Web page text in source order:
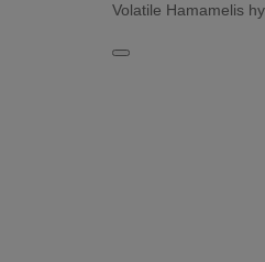
Volatile Hamamelis